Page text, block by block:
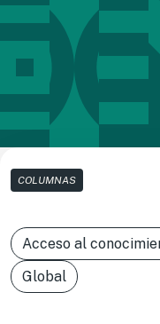
COLUMNAS
Acceso al
Global